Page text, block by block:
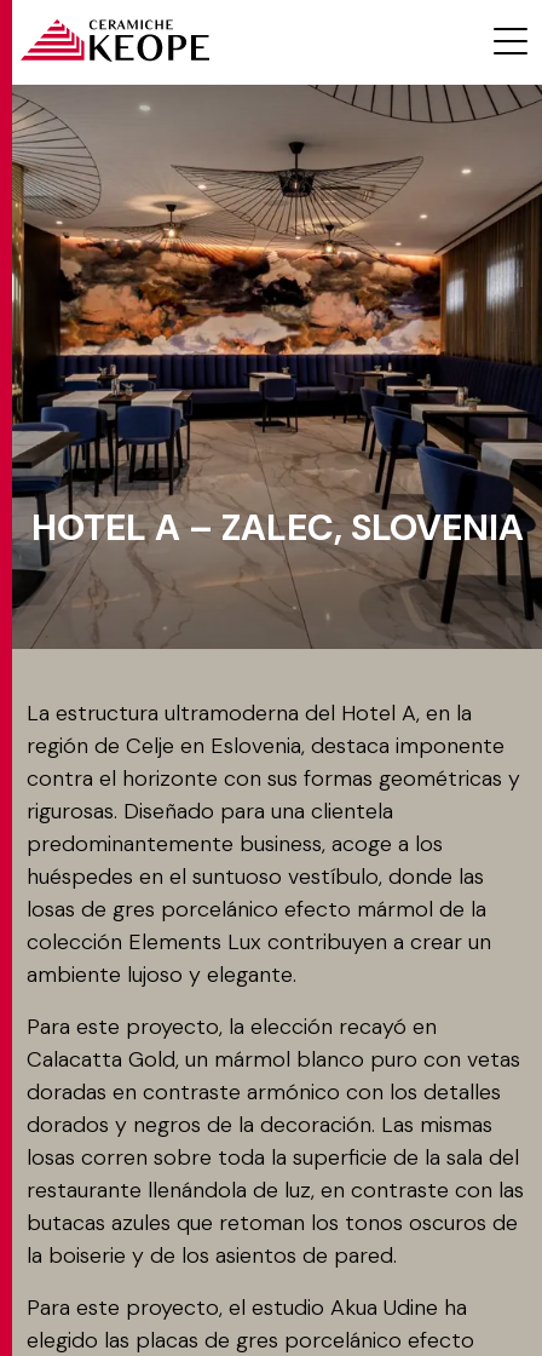
PROYECTOS
MAGAZINE
CONTACTOS
MATCH APP
BUSCAR
ÁREA RESERVADA
HOTEL A – ZALEC, SLOVENIA
La estructura ultramoderna del Hotel A, en la
región de Celje en Eslovenia, destaca imponente
contra el horizonte con sus formas geométricas y
rigurosas. Diseñado para una clientela
predominantemente business, acoge a los
huéspedes en el suntuoso vestíbulo, donde las
losas de gres porcelánico efecto mármol de la
colección Elements Lux contribuyen a crear un
ambiente lujoso y elegante.
Para este proyecto, la elección recayó en
Calacatta Gold, un mármol blanco puro con vetas
doradas en contraste armónico con los detalles
dorados y negros de la decoración. Las mismas
losas corren sobre toda la superficie de la sala del
restaurante llenándola de luz, en contraste con las
butacas azules que retoman los tonos oscuros de
la boiserie y de los asientos de pared.
Para este proyecto, el estudio Akua Udine ha
elegido las placas de gres porcelánico efecto